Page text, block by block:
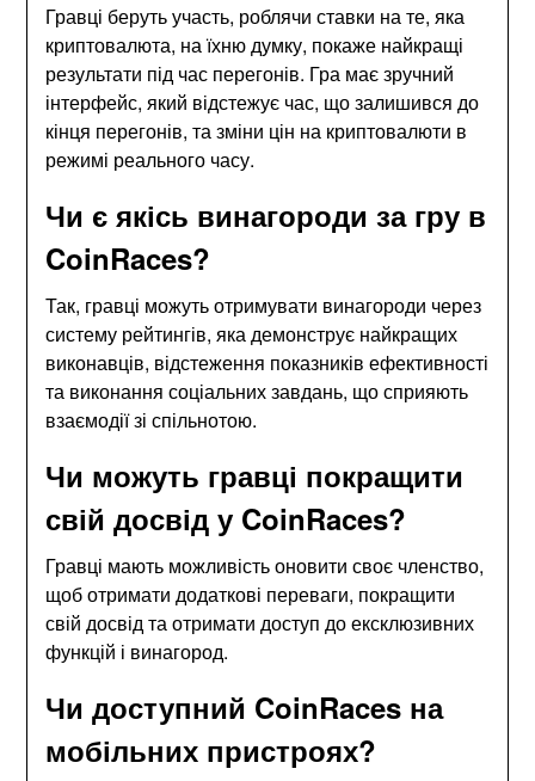
Гравці беруть участь, роблячи ставки на те, яка
криптовалюта, на їхню думку, покаже найкращі
результати під час перегонів. Гра має зручний
інтерфейс, який відстежує час, що залишився до
кінця перегонів, та зміни цін на криптовалюти в
режимі реального часу.
Чи є якісь винагороди за гру в
CoinRaces?
Так, гравці можуть отримувати винагороди через
систему рейтингів, яка демонструє найкращих
виконавців, відстеження показників ефективності
та виконання соціальних завдань, що сприяють
взаємодії зі спільнотою.
Чи можуть гравці покращити
свій досвід у CoinRaces?
Гравці мають можливість оновити своє членство,
щоб отримати додаткові переваги, покращити
свій досвід та отримати доступ до ексклюзивних
функцій і винагород.
Чи доступний CoinRaces на
мобільних пристроях?